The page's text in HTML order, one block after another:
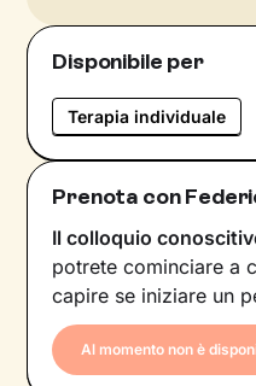
Disponibile per
Terapia individuale
Prenota con
Il colloquio
potrete cominciare a
capire se iniziare un
Al momento non è